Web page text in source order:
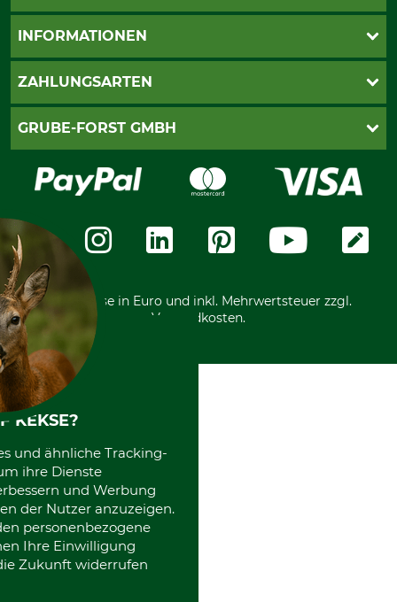
Katalogbestellung
INFORMATIONEN
AGB
Widerrufsformular
Zahlungsarten
ZAHLUNGSARTEN
PayPal
Rechnung
Vorkasse
GRUBE-FORST GMBH
Karriere
Über uns
Community
International
*Alle Preise in Euro und inkl. Mehrwertsteuer zzgl.
Versandkosten.
KEKSE?
und ähnliche Tracking-
ihre Dienste
und Werbung
der Nutzer anzuzeigen.
personenbezogene
Ihre Einwilligung
Zukunft widerrufen